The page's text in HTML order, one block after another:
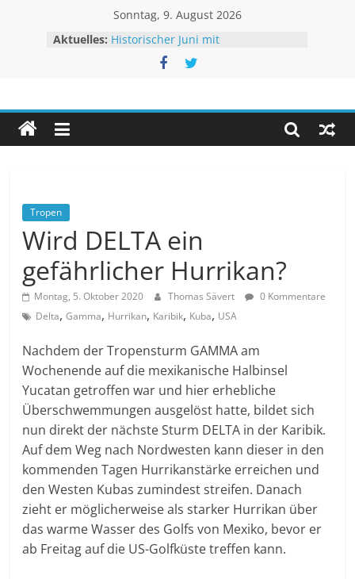
Sonntag, 9. August 2026
Aktuelles: Historischer Juni mit
Rekordtemperaturen
Juli 2026 – Hochsommer mit Folgen
Unwetteragentur
powered
Tropen
Wird DELTA ein
gefährlicher Hurrikan?
Montag, 5. Oktober 2020 Thomas Sävert
0 Kommentare
Delta,Gamma, Hurrikan, Karibik, Kuba, USA
Nachdem der Tropensturm GAMMA am
Wochenende auf die mexikanische Halbinsel
Yucatan getroffen war und hier erhebliche
Überschwemmungen ausgelöst hatte, bildet sich
nun direkt der nächste Sturm DELTA in der Karibik.
Auf dem Weg nach Nordwesten kann dieser in den
kommenden Tagen Hurrikanstärke erreichen und
den Westen Kubas zumindest streifen. Danach
zieht er möglicherweise als starker Hurrikan über
das warme Wasser des Golfs von Mexiko, bevor er
ab Freitag auf die US-Golfküste treffen kann.